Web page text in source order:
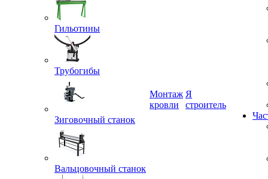
Гильотины
Трубогибы
Зиговочный станок
Вальцовочный станок
Монтаж
Я